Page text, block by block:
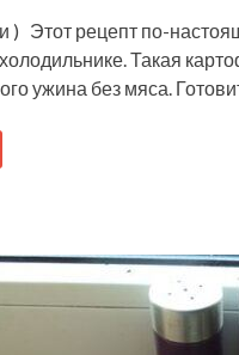
) Этот рецепт по-
холодильнике. Такая
ужина без мяса.